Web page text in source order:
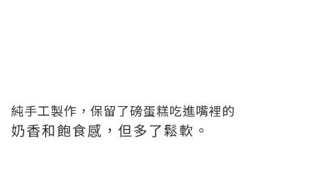
純手工製作，保留了磅蛋糕吃進嘴裡的
奶香和飽食感，但多了鬆軟。